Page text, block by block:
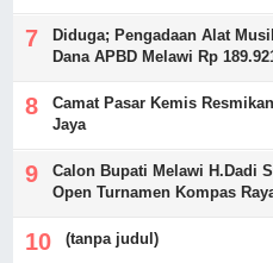
Diduga; Pengadaan Alat
Dana APBD Melawi Rp
Camat Pasar Kemis
Jaya
Calon Bupati Melawi H.Dadi
Open Turnamen Kompas
(tanpa judul)